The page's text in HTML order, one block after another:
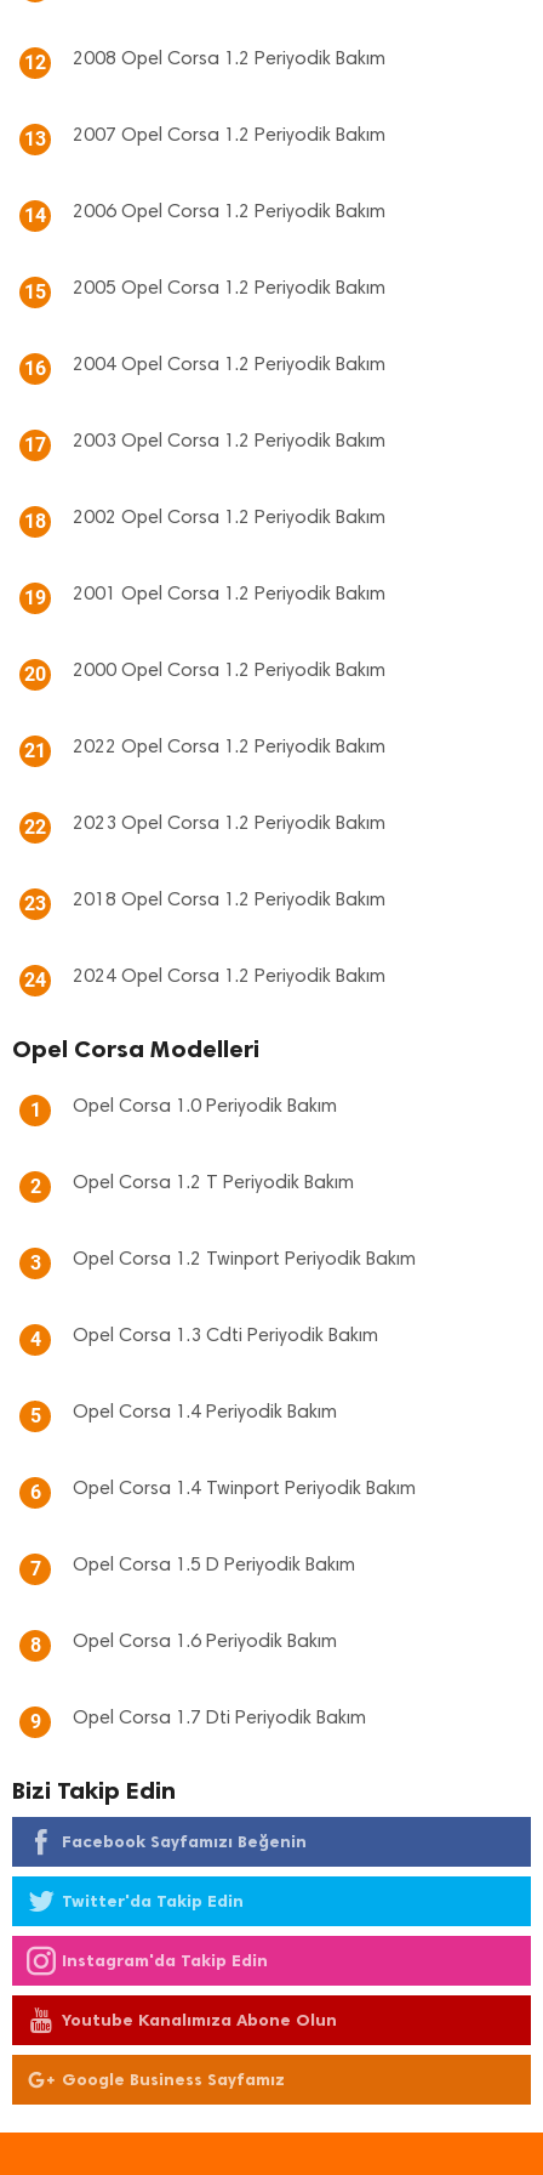
12 2008 Opel Corsa 1.2 Periyodik Bakım
13 2007 Opel Corsa 1.2 Periyodik Bakım
14 2006 Opel Corsa 1.2 Periyodik Bakım
15 2005 Opel Corsa 1.2 Periyodik Bakım
16 2004 Opel Corsa 1.2 Periyodik Bakım
17 2003 Opel Corsa 1.2 Periyodik Bakım
18 2002 Opel Corsa 1.2 Periyodik Bakım
19 2001 Opel Corsa 1.2 Periyodik Bakım
20 2000 Opel Corsa 1.2 Periyodik Bakım
21 2022 Opel Corsa 1.2 Periyodik Bakım
22 2023 Opel Corsa 1.2 Periyodik Bakım
23 2018 Opel Corsa 1.2 Periyodik Bakım
24 2024 Opel Corsa 1.2 Periyodik Bakım
Opel Corsa Modelleri
1 Opel Corsa 1.0 Periyodik Bakım
2 Opel Corsa 1.2 T Periyodik Bakım
3 Opel Corsa 1.2 Twinport Periyodik Bakım
4 Opel Corsa 1.3 Cdti Periyodik Bakım
5 Opel Corsa 1.4 Periyodik Bakım
6 Opel Corsa 1.4 Twinport Periyodik Bakım
7 Opel Corsa 1.5 D Periyodik Bakım
8 Opel Corsa 1.6 Periyodik Bakım
9 Opel Corsa 1.7 Dti Periyodik Bakım
Bizi Takip Edin
Facebook Sayfamızı Beğenin
Twitter'da Takip Edin
Instagram'da Takip Edin
Youtube Kanalımıza Abone Olun
Google Business Sayfamız